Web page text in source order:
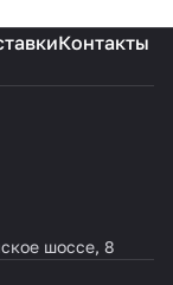
Контакты
шоссе, 8